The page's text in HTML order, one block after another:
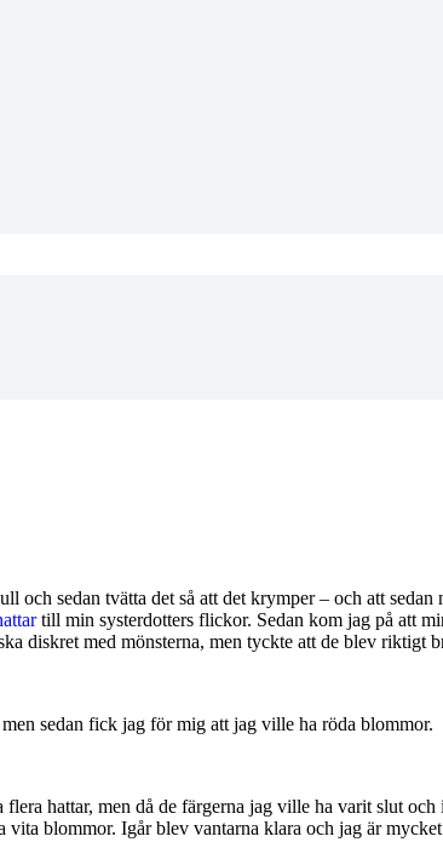
sedan tvätta det så att det krymper – och att sedan
till min systerdotters flickor. Sedan kom jag på att
diskret med mönsterna, men tyckte att de blev riktigt
sedan fick jag för mig att jag ville ha röda blommor.
hattar, men då de färgerna jag ville ha varit slut
blommor. Igår blev vantarna klara och jag är